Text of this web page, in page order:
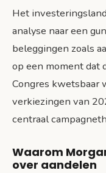
Het
analyse naar een
beleggingen zoals
op een moment dat
Congres kwetsbaar
verkiezingen van
centraal
Waarom
over aandelen